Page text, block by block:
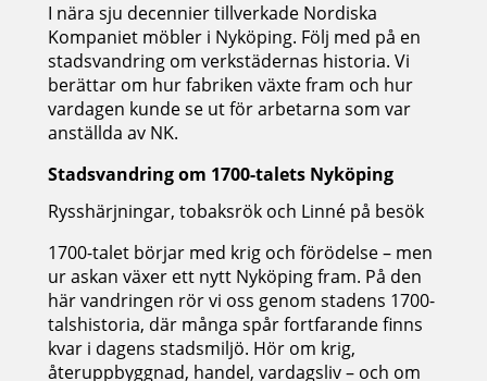
I nära sju decennier tillverkade Nordiska
Kompaniet möbler i Nyköping. Följ med på en
stadsvandring om verkstädernas historia. Vi
berättar om hur fabriken växte fram och hur
vardagen kunde se ut för arbetarna som var
anställda av NK.
Stadsvandring om 1700-talets Nyköping
Rysshärjningar, tobaksrök och Linné på besök
1700-talet börjar med krig och förödelse – men
ur askan växer ett nytt Nyköping fram. På den
här vandringen rör vi oss genom stadens 1700-
talshistoria, där många spår fortfarande finns
kvar i dagens stadsmiljö. Hör om krig,
återuppbyggnad, handel, vardagsliv – och om